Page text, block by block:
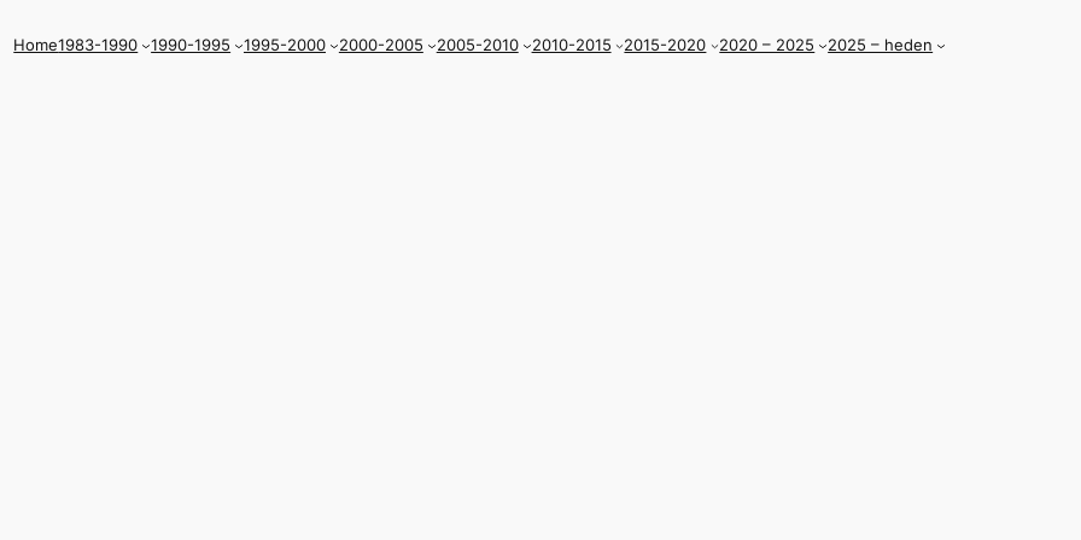
Home1983-1990 1990-1995 1995-2000 2000-2005 2005-2010 2010-2015 2015-2020 2020 – 2025 2025 – heden